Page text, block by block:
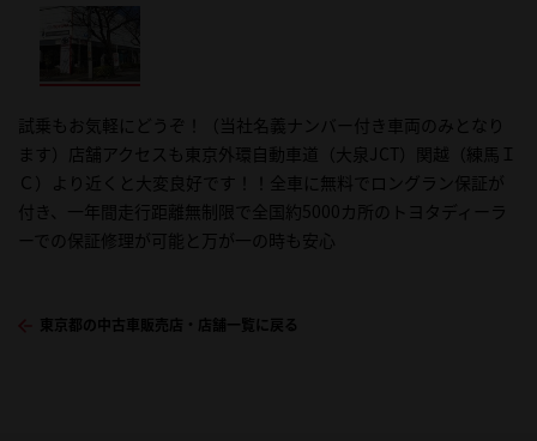
試乗もお気軽にどうぞ！（当社名義ナンバー付き車両のみとなり
ます）店舗アクセスも東京外環自動車道（大泉JCT）関越（練馬Ｉ
Ｃ）より近くと大変良好です！！全車に無料でロングラン保証が
付き、一年間走行距離無制限で全国約5000カ所のトヨタディーラ
ーでの保証修理が可能と万が一の時も安心
東京都の中古車販売店・店舗一覧に戻る